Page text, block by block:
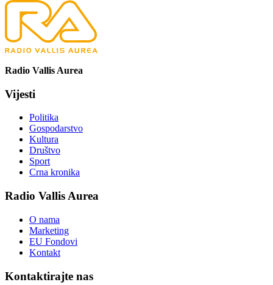
Radio Vallis Aurea
Vijesti
Politika
Gospodarstvo
Kultura
Društvo
Sport
Crna kronika
Radio Vallis Aurea
O nama
Marketing
EU Fondovi
Kontakt
Kontaktirajte nas